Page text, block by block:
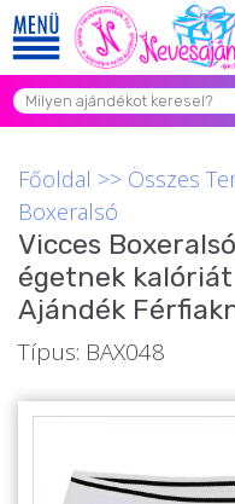
Viszonteladóknak
Grill Party Kellékek ❤️
Egyedi Ajándékok
Összes Ajándék Kategória
Vicces Pólók
Szülinapi ajándékok
Főoldal >> Összes
Boxeralsó
Vicces
égetnek
Ajándék
Típus: BAX048